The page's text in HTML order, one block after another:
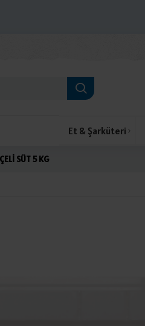
Et & Şarküteri
SÜT 5 KG